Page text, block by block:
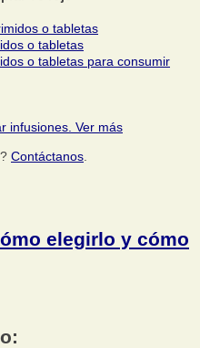
o tabletas
o tabletas para consumir
infusiones. Ver más
Contáctanos.
elegirlo y cómo